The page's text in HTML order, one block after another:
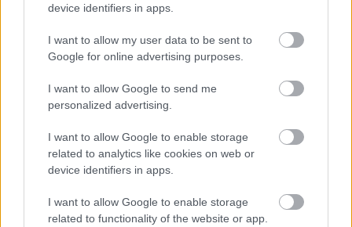
device identifiers in apps.
I want to allow my user data to be sent to
Google for online advertising purposes.
I want to allow Google to send me
personalized advertising.
I want to allow Google to enable storage
related to analytics like cookies on web or
device identifiers in apps.
I want to allow Google to enable storage
related to functionality of the website or app.
„BARTÓKKAL EURÓPÁÉRT” – NAGYSZABÁSÚ
ÉVADA
ORSZÁGOS TÁNCHÁZTALÁLKOZÓ ÉS